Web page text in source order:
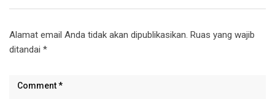
Alamat email Anda tidak akan dipublikasikan. Ruas yang wajib
ditandai *